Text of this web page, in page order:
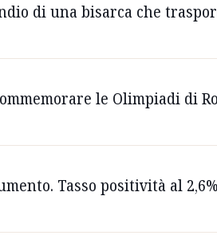
di una bisarca che
le Olimpiadi di
Tasso positività al 2,6%